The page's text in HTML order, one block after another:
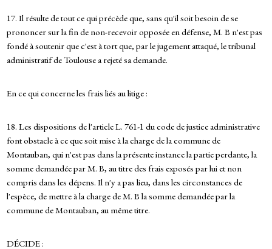
17. Il résulte de tout ce qui précède que, sans qu'il soit besoin de se
prononcer sur la fin de non-recevoir opposée en défense, M. B n'est pas
fondé à soutenir que c'est à tort que, par le jugement attaqué, le tribunal
administratif de Toulouse a rejeté sa demande.
En ce qui concerne les frais liés au litige :
18. Les dispositions de l'article L. 761-1 du code de justice administrative
font obstacle à ce que soit mise à la charge de la commune de
Montauban, qui n'est pas dans la présente instance la partie perdante, la
somme demandée par M. B, au titre des frais exposés par lui et non
compris dans les dépens. Il n'y a pas lieu, dans les circonstances de
l'espèce, de mettre à la charge de M. B la somme demandée par la
commune de Montauban, au même titre.
DÉCIDE :